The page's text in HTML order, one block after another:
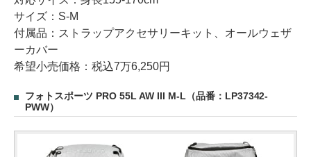
サイズ：S-M
付属品：ストラップアクセサリーキット、オールウェザ
ーカバー
希望小売価格：税込7万6,250円
フォトスポーツ PRO 55L AW III M-L（品番：LP37342-
PWW）